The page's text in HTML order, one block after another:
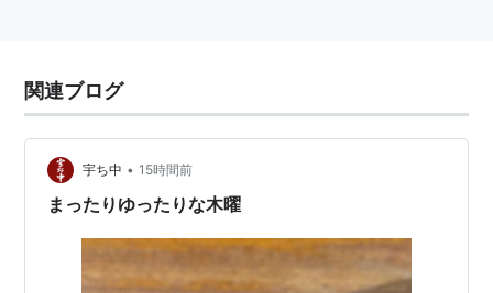
関連ブログ
宇ち中 • 15時間前
まったりゆったりな木曜